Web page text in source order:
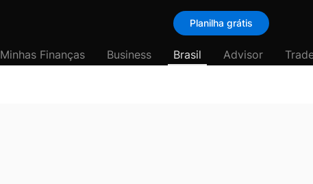
Planilha grátis
Minhas Finanças Business Brasil Advisor